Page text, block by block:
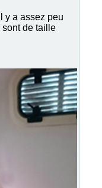
y a assez peu
de taille